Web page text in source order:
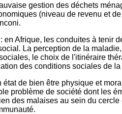
gestion des déchets
(niveau de revenu et
: en Afrique, les conduites à tenir
La perception de la
le choix de l'itinéraire
des conditions sociales de
état de bien être physique et
problème de société dont les
des malaises au sein du cercle